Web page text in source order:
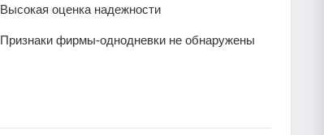
Высокая оценка надежности
Признаки фирмы-однодневки не обнаружены